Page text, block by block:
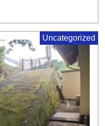
Uncategorized